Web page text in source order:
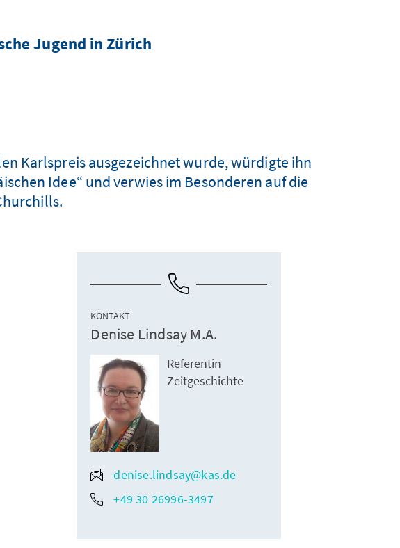
Jugend in Zürich
Karlspreis ausgezeichnet wurde, würdigte ihn
Idee“ und verwies im Besonderen auf die
KONTAKT
Denise Lindsay M.A.
Referentin
Zeitgeschichte
denise.lindsay@kas.de
+49 30 26996-3497